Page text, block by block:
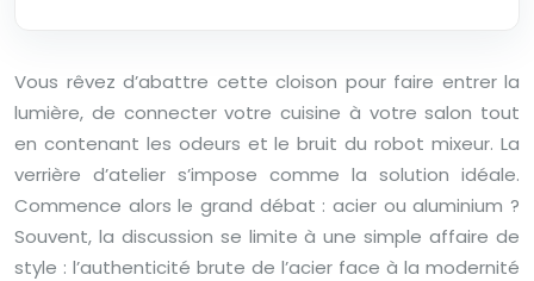
Vous rêvez d’abattre cette cloison pour faire entrer la
lumière, de connecter votre cuisine à votre salon tout
en contenant les odeurs et le bruit du robot mixeur. La
verrière d’atelier s’impose comme la solution idéale.
Commence alors le grand débat : acier ou aluminium ?
Souvent, la discussion se limite à une simple affaire de
style : l’authenticité brute de l’acier face à la modernité